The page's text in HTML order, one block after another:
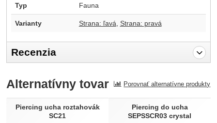
Typ Fauna
Varianty Strana: ľavá Strana: pravá
Recenzia
Recenzia
Nebola pridaná žiadna recenzia.
Alternatívny tovar Porovnať alternatívne produkty
Piercing ucha roztahovák
SC21
Piercing do ucha
SEPSSCR03 crystal